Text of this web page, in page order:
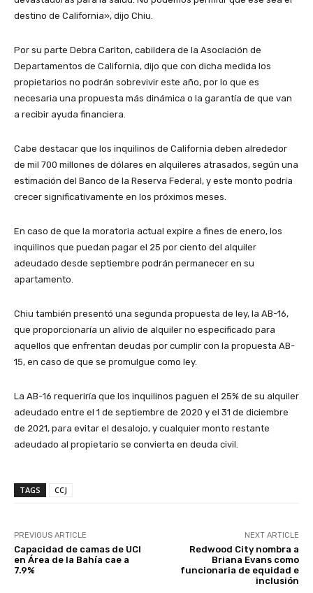
destino de California», dijo Chiu.
Por su parte Debra Carlton, cabildera de la Asociación de
Departamentos de California, dijo que con dicha medida los
propietarios no podrán sobrevivir este año, por lo que es
necesaria una propuesta más dinámica o la garantía de que van
a recibir ayuda financiera.
Cabe destacar que los inquilinos de California deben alrededor
de mil 700 millones de dólares en alquileres atrasados, según una
estimación del Banco de la Reserva Federal, y este monto podría
crecer significativamente en los próximos meses.
En caso de que la moratoria actual expire a fines de enero, los
inquilinos que puedan pagar el 25 por ciento del alquiler
adeudado desde septiembre podrán permanecer en su
apartamento.
Chiu también presentó una segunda propuesta de ley, la AB-16,
que proporcionaría un alivio de alquiler no especificado para
aquellos que enfrentan deudas por cumplir con la propuesta AB-
15, en caso de que se promulgue como ley.
La AB-16 requeriría que los inquilinos paguen el 25% de su alquiler
adeudado entre el 1 de septiembre de 2020 y el 31 de diciembre
de 2021, para evitar el desalojo, y cualquier monto restante
adeudado al propietario se convierta en deuda civil.
TAGS CCJ
PREVIOUS ARTICLE
Capacidad de camas de UCI
en Área de la Bahía cae a
7.9%
NEXT ARTICLE
Redwood City nombra a
Briana Evans como
funcionaria de equidad e
inclusión